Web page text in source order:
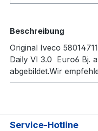
Beschreibung
Original Iveco
Daily VI 3.0 Euro6 Bj.
abgebildet.Wir
Service-Hotline